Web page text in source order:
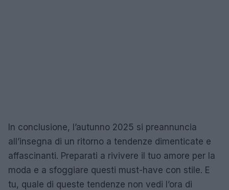
In conclusione, l’autunno 2025 si preannuncia
all’insegna di un ritorno a tendenze dimenticate e
affascinanti. Preparati a rivivere il tuo amore per la
moda e a sfoggiare questi must-have con stile. E
tu, quale di queste tendenze non vedi l’ora di